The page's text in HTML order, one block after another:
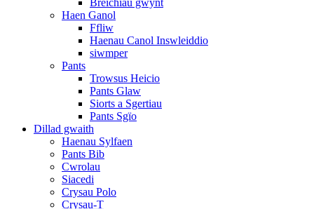
Haen Ganol
Ffliw
Haenau Canol Inswleiddio
siwmper
Pants
Trowsus Heicio
Pants Glaw
Siorts a Sgertiau
Pants Sgïo
Dillad gwaith
Haenau Sylfaen
Pants Bib
Cwrolau
Siacedi
Crysau Polo
Crysau-T